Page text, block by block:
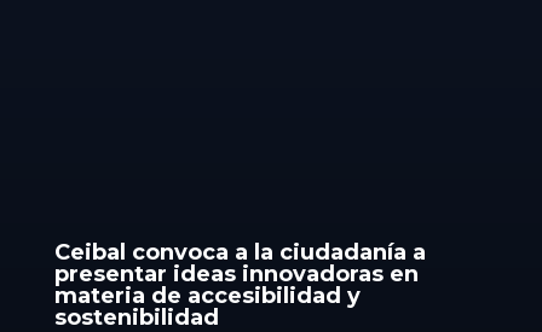
Ceibal convoca a la ciudadanía a
presentar ideas innovadoras en
materia de accesibilidad y
sostenibilidad